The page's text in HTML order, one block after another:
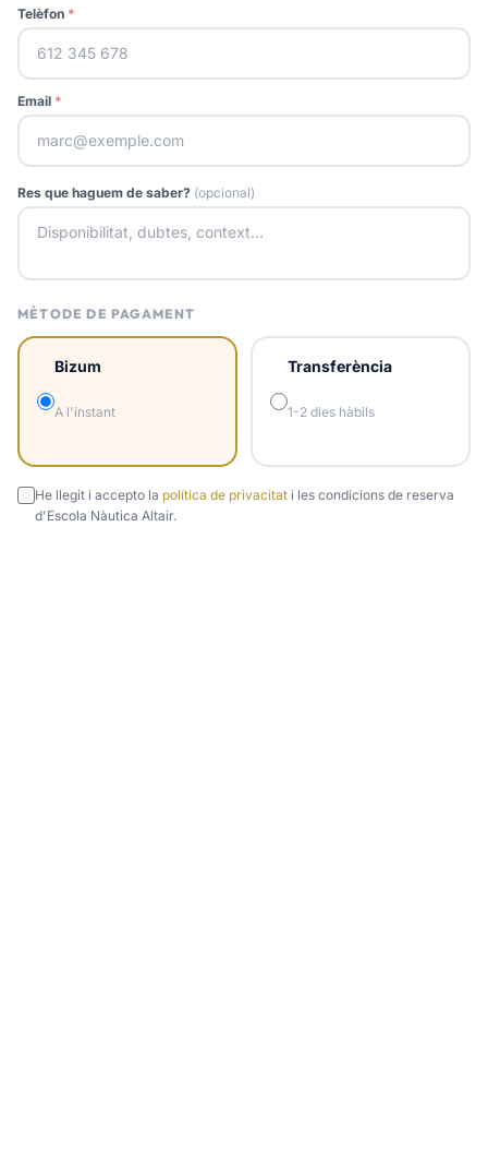
Telèfon *
Email *
Res que haguem de saber? (opcional)
MÈTODE DE PAGAMENT
Bizum
A l'instant
Transferència
1-2 dies hàbils
He llegit i accepto la política de privacitat i les condicions de reserva
d'Escola Nàutica Altair.